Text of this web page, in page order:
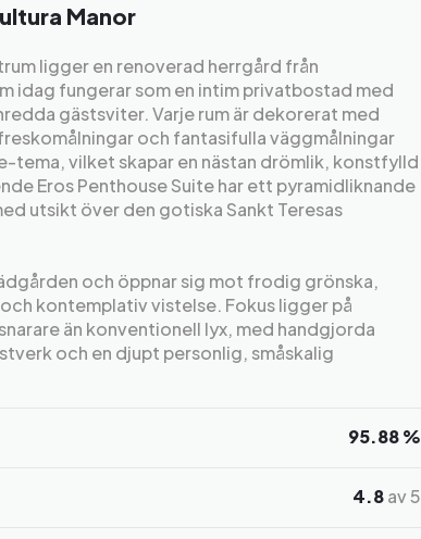
Manor
ligger en renoverad herrgård från
idag fungerar som en intim privatbostad med
gästsviter. Varje rum är dekorerat med
och fantasifulla väggmålningar
tema, vilket skapar en nästan drömlik, konstfylld
Eros Penthouse Suite har ett pyramidliknande
utsikt över den gotiska Sankt Teresas
och öppnar sig mot frodig grönska,
kontemplativ vistelse. Fokus ligger på
än konventionell lyx, med handgjorda
och en djupt personlig, småskalig
95.88 %
4.8av 5